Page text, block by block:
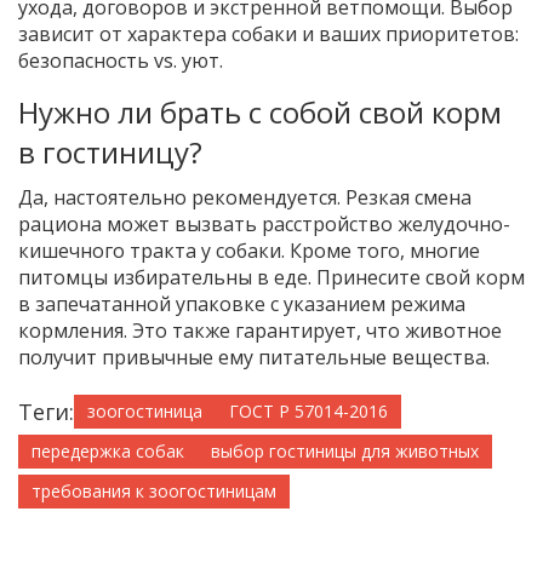
ухода, договоров и экстренной ветпомощи. Выбор
зависит от характера собаки и ваших приоритетов:
безопасность vs. уют.
Нужно ли брать с собой свой корм
в гостиницу?
Да, настоятельно рекомендуется. Резкая смена
рациона может вызвать расстройство желудочно-
кишечного тракта у собаки. Кроме того, многие
питомцы избирательны в еде. Принесите свой корм
в запечатанной упаковке с указанием режима
кормления. Это также гарантирует, что животное
получит привычные ему питательные вещества.
Теги: зоогостиница
ГОСТ Р 57014-2016
передержка собак
выбор гостиницы для животных
требования к зоогостиницам